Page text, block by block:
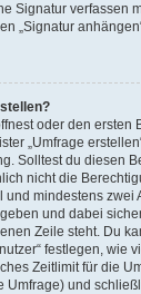
Signatur verfassen
„Signatur
oder den ersten
„Umfrage
Solltest du diesen
nicht die
mindestens zwei
und dabei
Zeile steht. Du
festlegen, wie
Zeitlimit für die
und